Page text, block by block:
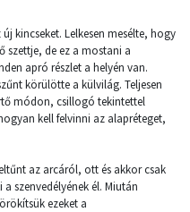
kincseket. Lelkesen mesélte, hogy
szettje, de ez a mostani a
apró részlet a helyén van.
körülötte a külvilág. Teljesen
módon, csillogó tekintettel
kell felvinni az alapréteget,
az arcáról, ott és akkor csak
szenvedélyének él. Miután
ezeket a